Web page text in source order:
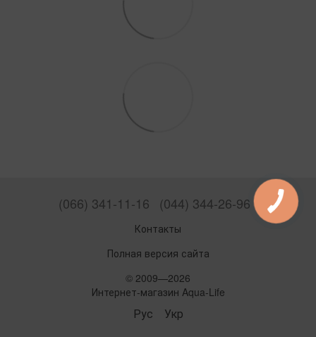
(066) 341-11-16 (044) 344-26-96
Контакты
Полная версия сайта
© 2009—2026
Интернет-магазин Aqua-Life
Рус Укр